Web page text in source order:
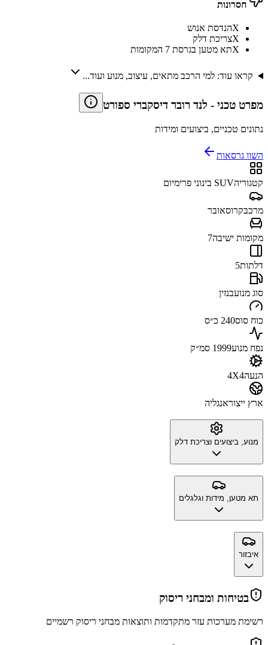
חסרונות
Xהנדסת אנוש
Xצריכת דלק
Xתא מטען בגרסת 7 המקומות
קראו עוד: למי הרכב מתאים, עיצוב, מנוע ועוד...
מפרט טכני - לנד רובר דיסקברי ספורט
נתונים טכניים, ביצועים ומידות
השוו גרסאות
קטגוריהSUV בינוני פרימיום
מרכבקרוסאובר
מקומות ישיבה7
דלתות5
סוג מנועבנזין
כוח סוס240 כ״ס
נפח מנוע1999 סמ״ק
הנעה4X4
ארץ ייצוראנגליה
מנוע, ביצועים וצריכת דלק
תא מטען, מידות וגלגלים
איבזור
בטיחות ומבחני ריסוק
רשימת מערכות עזר מתקדמות ותוצאות מבחני ריסוק רשמיים